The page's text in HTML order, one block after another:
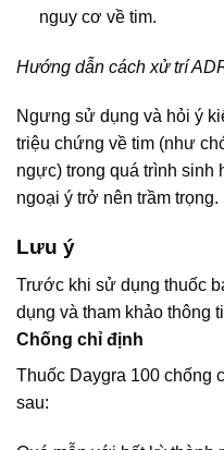
nguy cơ về tim.
Hướng dẫn cách xử trí
Ngưng sử dụng và hỏi ý
triệu chứng về tim (như
ngực) trong quá trình sinh
ngoại ý trở nên trầm trọng.
Lưu ý
Trước khi sử dụng thuốc
dụng và tham khảo thông
Chống chỉ định
Thuốc Daygra 100 chống
sau: